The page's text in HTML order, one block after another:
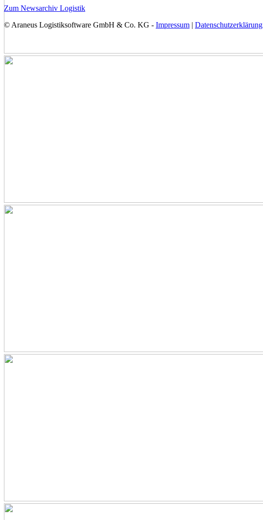
Zum Newsarchiv Logistik
© Araneus Logistiksoftware GmbH & Co. KG - Impressum | Datenschutzerklärung